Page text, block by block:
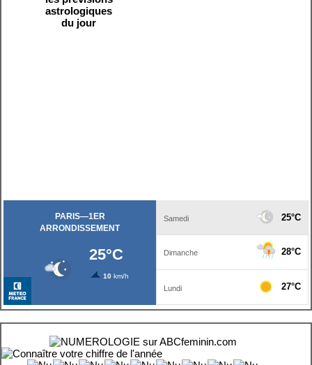
astrologiques
du jour